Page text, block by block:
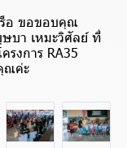
รือ ขอขอบคุณ
ษบา เหมะวิศัลย์ ที่
รงการ RA35
ณค่ะ